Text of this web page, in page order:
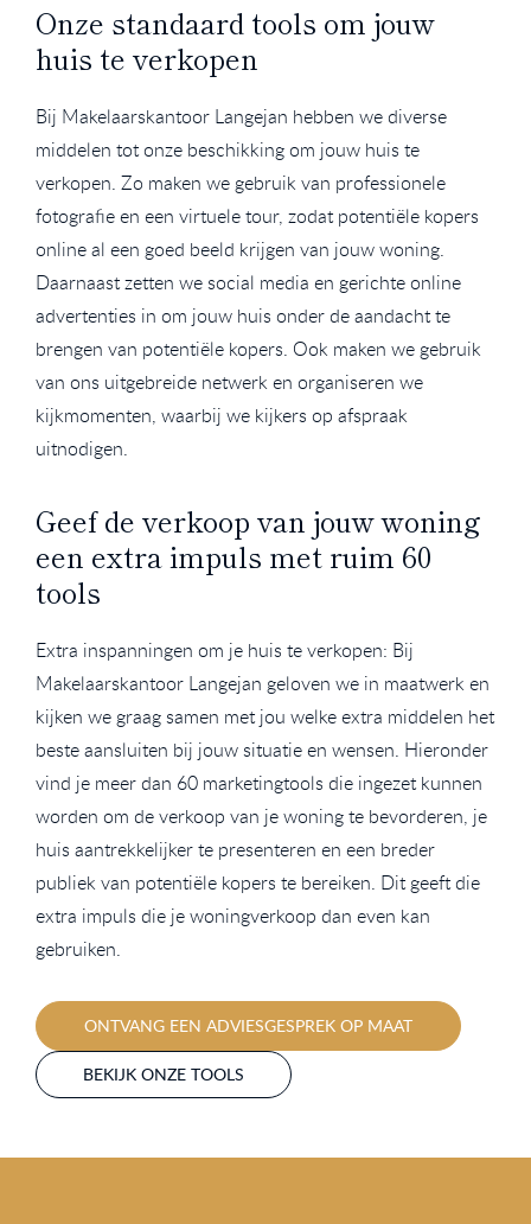
Onze standaard tools om jouw
huis te verkopen
Bij Makelaarskantoor Langejan hebben we diverse
middelen tot onze beschikking om jouw huis te
verkopen. Zo maken we gebruik van professionele
fotografie en een virtuele tour, zodat potentiële kopers
online al een goed beeld krijgen van jouw woning.
Daarnaast zetten we social media en gerichte online
advertenties in om jouw huis onder de aandacht te
brengen van potentiële kopers. Ook maken we gebruik
van ons uitgebreide netwerk en organiseren we
kijkmomenten, waarbij we kijkers op afspraak
uitnodigen.
Geef de verkoop van jouw woning
een extra impuls met ruim 60
tools
Extra inspanningen om je huis te verkopen: Bij
Makelaarskantoor Langejan geloven we in maatwerk en
kijken we graag samen met jou welke extra middelen het
beste aansluiten bij jouw situatie en wensen. Hieronder
vind je meer dan 60 marketingtools die ingezet kunnen
worden om de verkoop van je woning te bevorderen, je
huis aantrekkelijker te presenteren en een breder
publiek van potentiële kopers te bereiken. Dit geeft die
extra impuls die je woningverkoop dan even kan
gebruiken.
ONTVANG EEN ADVIESGESPREK OP MAAT
BEKIJK ONZE TOOLS